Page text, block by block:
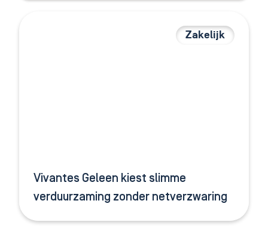
Zakelijk
Vivantes Geleen kiest slimme
verduurzaming zonder netverzwaring